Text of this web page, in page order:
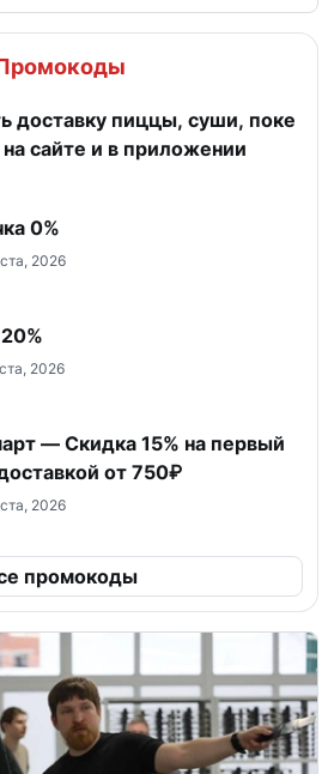
доставку пиццы, суши, поке
на сайте и в приложении
0%
2026
2026
— Скидка 15% на первый
от 750₽
2026
промокоды